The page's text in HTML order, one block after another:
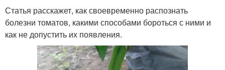
Статья расскажет, как своевременно распознать
болезни томатов, какими способами бороться с ними и
как не допустить их появления.